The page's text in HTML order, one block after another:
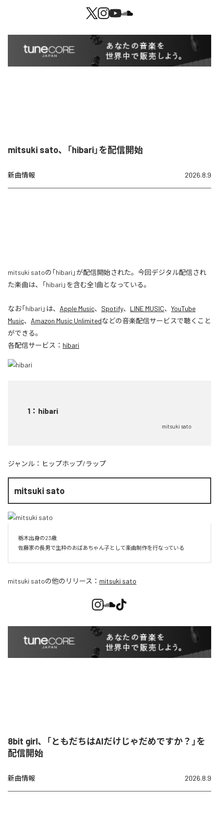
mitsuki sato、「hibari」を配信開始
新曲情報 2026.8.9
mitsuki satoの「hibari」が配信開始された。今回デジタル配信され
た楽曲は、「hibari」を含む全1曲となっている。
なお「hibari 」は、 Apple Music、 Spotify、 LINE MUSIC、 YouTube
Music、 Amazon Music Unlimitedなどの音楽配信サービスで聴くこと
ができる。
各配信サービス： hibari
1 ： hibari
mitsuki sato
ジャンル： ヒップホップ/ラップ
mitsuki sato
栃木出身の23歳
佐藤家の長男で生粋のおばあちゃん子として楽曲制作を行なっている
mitsuki satoの他のリリース： mitsuki sato
8bit girl、「ともだちはAIだけじゃだめですか？」を
配信開始
新曲情報 2026.8.9